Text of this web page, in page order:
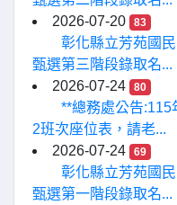
2026-07-20
83
彰化縣立芳苑國
甄選第三階段錄取名...
2026-07-24
80
**總務處公告
2班次座位表，請老...
2026-07-24
69
彰化縣立芳苑國
甄選第一階段錄取名...